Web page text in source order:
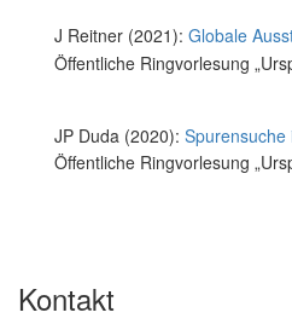
J Reitner (2021): Globale
Öffentliche Ringvorlesung
JP Duda (2020):
Öffentliche Ringvorlesung
Kontakt